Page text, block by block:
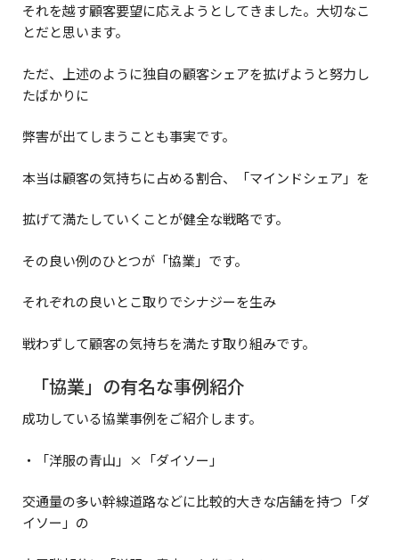
それを越す顧客要望に応えようとしてきました。大切なこ
とだと思います。
ただ、上述のように独自の顧客シェアを拡げようと努力し
たばかりに
弊害が出てしまうことも事実です。
本当は顧客の気持ちに占める割合、「マインドシェア」を
拡げて満たしていくことが健全な戦略です。
その良い例のひとつが「協業」です。
それぞれの良いとこ取りでシナジーを生み
戦わずして顧客の気持ちを満たす取り組みです。
「協業」の有名な事例紹介
成功している協業事例をご紹介します。
・「洋服の青山」×「ダイソー」
交通量の多い幹線道路などに比較的大きな店舗を持つ「ダ
イソー」の